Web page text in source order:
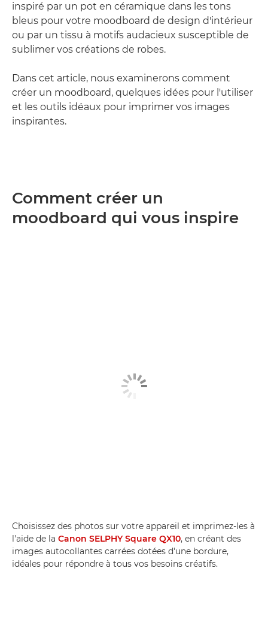
inspiré par un pot en céramique dans les tons
bleus pour votre moodboard de design d'intérieur
ou par un tissu à motifs audacieux susceptible de
sublimer vos créations de robes.
Dans cet article, nous examinerons comment
créer un moodboard, quelques idées pour l'utiliser
et les outils idéaux pour imprimer vos images
inspirantes.
Comment créer un
moodboard qui vous inspire
Choisissez des photos sur votre appareil et imprimez-les à
l'aide de la Canon SELPHY Square QX10, en créant des
images autocollantes carrées dotées d'une bordure,
idéales pour répondre à tous vos besoins créatifs.